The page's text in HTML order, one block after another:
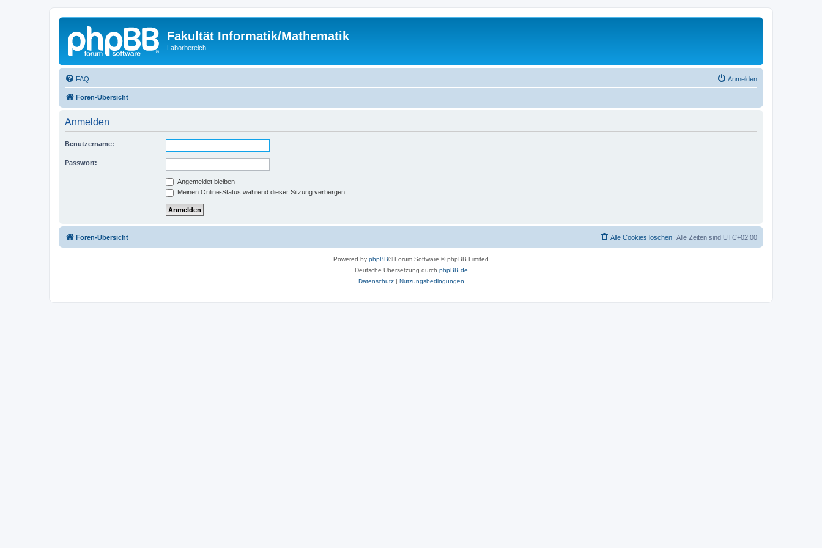
Fakultät Informatik/Mathematik
Laborbereich
FAQ Anmelden
Foren-Übersicht
Anmelden
Benutzername:
Passwort:
Angemeldet bleiben
Meinen Online-Status während dieser Sitzung verbergen
Foren-Übersicht Alle Zeiten sind UTC+02:00
Alle Cookies löschen
Powered by phpBB® Forum Software © phpBB Limited
Deutsche Übersetzung durch phpBB.de
Datenschutz| Nutzungsbedingungen